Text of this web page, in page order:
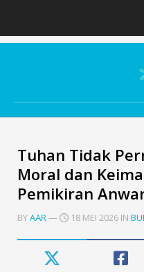
content
Tuhan Tidak
Moral dan
Pemikiran
BYAAR— 18 MEI 2026 IN